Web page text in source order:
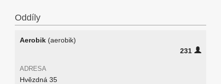
Oddíly
Aerobik (aerobik)
231
ADRESA
Hvězdná 35